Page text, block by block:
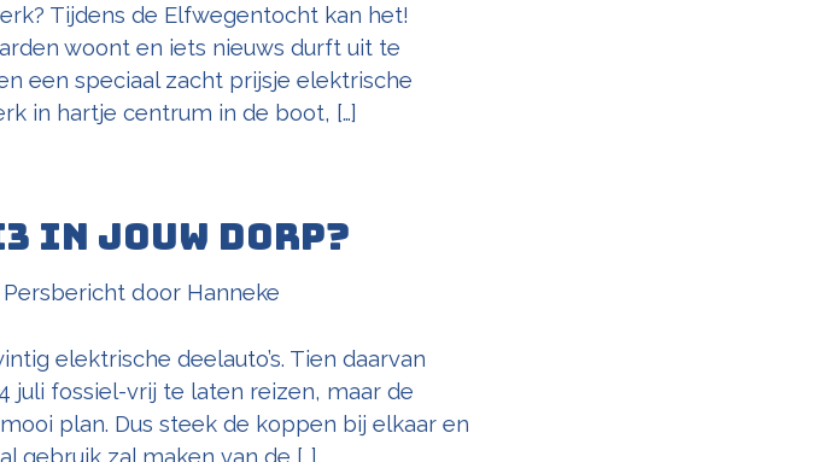
Tijdens de Elfwegentocht kan het!
woont en iets nieuws durft uit te
een speciaal zacht prijsje elektrische
in hartje centrum in de boot, […]
in jouw dorp?
Persbericht door Hanneke
elektrische deelauto’s. Tien daarvan
juli fossiel-vrij te laten reizen, maar de
plan. Dus steek de koppen bij elkaar en
gebruik zal maken van de […]